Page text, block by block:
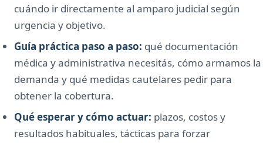
cuándo ir directamente al amparo judicial según
urgencia y objetivo.
Guía práctica paso a paso: qué documentación
médica y administrativa necesitás, cómo armamos la
demanda y qué medidas cautelares pedir para
obtener la cobertura.
Qué esperar y cómo actuar: plazos, costos y
resultados habituales, tácticas para forzar